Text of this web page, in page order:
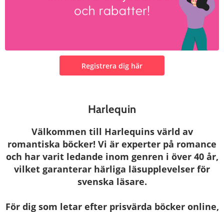
Registrera dig här
Harlequin
Välkommen till Harlequins värld av
romantiska böcker! Vi är experter på romance
och har varit ledande inom genren i över 40 år,
vilket garanterar härliga läsupplevelser för
svenska läsare.
För dig som letar efter prisvärda böcker online,